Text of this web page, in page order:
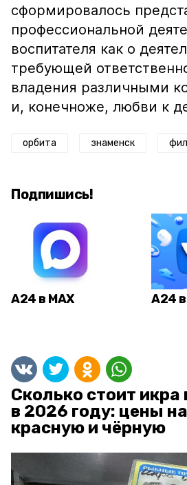
сформировалось
профессиональной
воспитателя как о
требующей
владения различными
и, конечноже, любви к
орбита знаменск
Подпишись!
А24 в MAX А24
Сколько стоит икра
в 2026 году: цены
красную и чёрную